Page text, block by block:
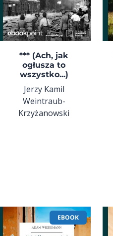
*** (Ach, jak
ogłusza to
wszystko...)
Jerzy Kamil
Weintraub-
Krzyżanowski
EBOOK